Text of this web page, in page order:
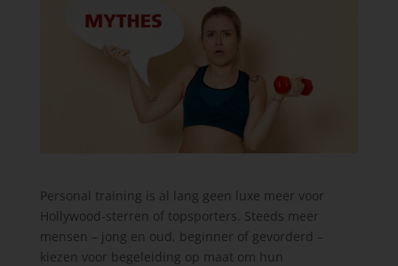
Personal training is al lang geen luxe meer voor
Hollywood-sterren of topsporters. Steeds meer
mensen – jong en oud, beginner of gevorderd –
kiezen voor begeleiding op maat om hun